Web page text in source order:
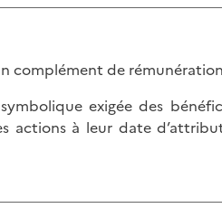
complément de
exigée des
actions à leur date